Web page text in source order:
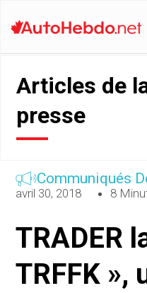
Articles de
presse
Communiqués
avril 30, 2018 8
TRADER
TRFFK »,